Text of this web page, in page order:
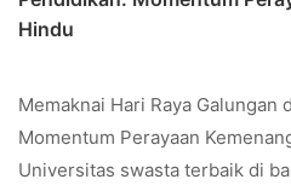
Hindu
Memaknai Hari Raya Galungan
Momentum Perayaan
Universitas swasta terbaik di